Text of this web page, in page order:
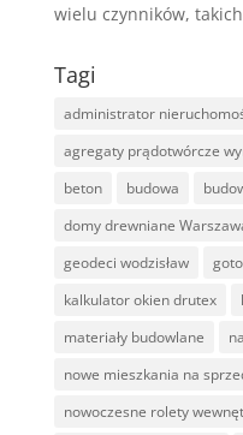
wielu czynników,
Tagi
administrator
agregaty prądotwórcze
beton
budowa
domy drewniane
geodeci wodzisław
kalkulator okien drutex
materiały budowlane
nowe mieszkania na
nowoczesne rolety